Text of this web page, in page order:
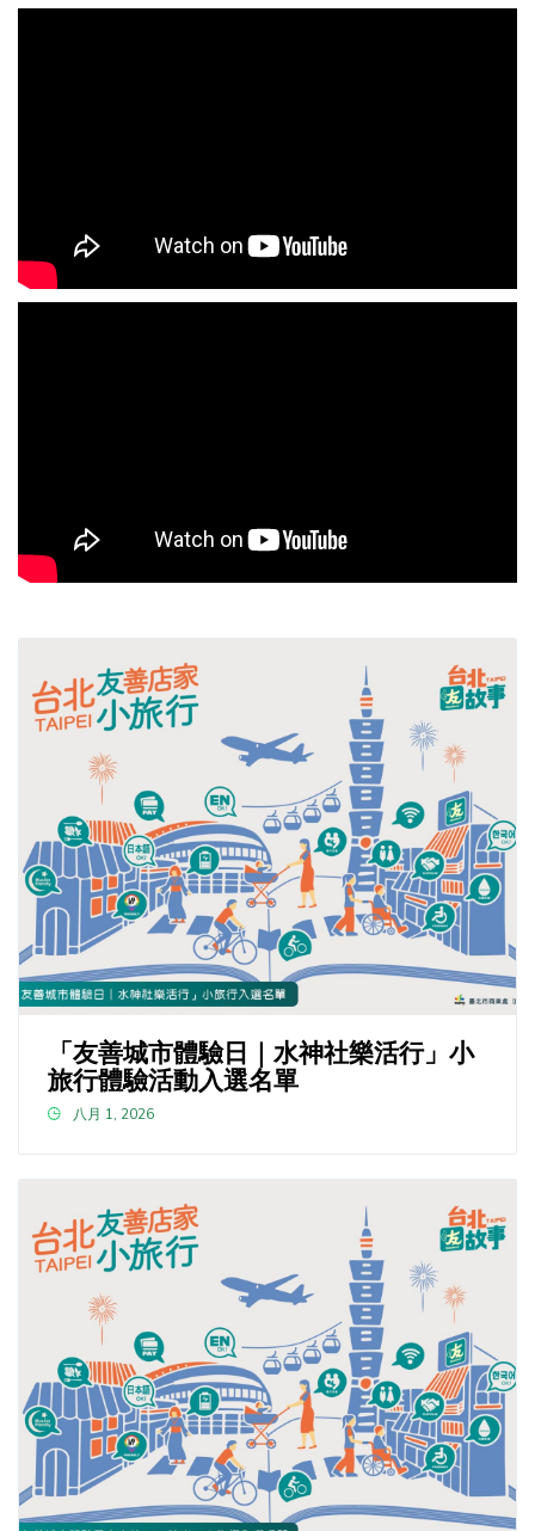
「友善城市體驗日｜水神社樂活行」小
旅行體驗活動入選名單
八月 1, 2026